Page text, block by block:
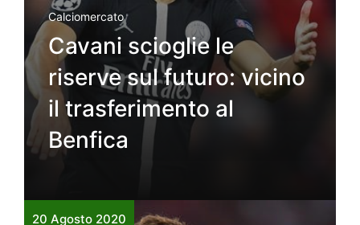
Calciomercato
Cavani scioglie le
riserve sul futuro: vicino
il trasferimento al
Benfica
20 Agosto 2020